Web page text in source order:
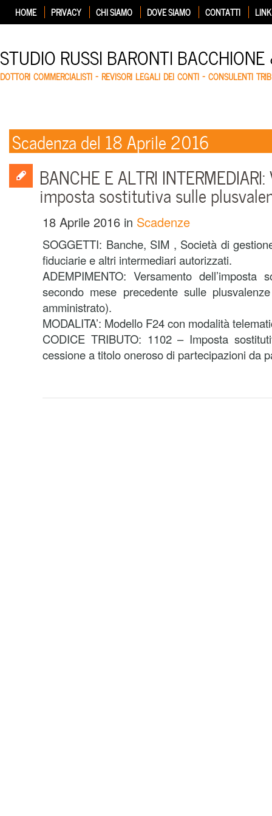
HOME PRIVACY CHI SIAMO DOVE SIAMO CONTATTI LINK
STUDIO RUSSI BARONTI
DOTTORI COMMERCIALISTI – REVISORI LEGALI DEI CONTI – CONSULENTI
Scadenza del 18 Aprile 2016
BANCHE E ALTRI
imposta sostitutiva sulle
18 Aprile 2016 in Scadenze
SOGGETTI: Banche, SIM , Società di
fiduciarie e altri intermediari autorizzati.
ADEMPIMENTO: Versamento dell’imposta
secondo mese precedente sulle
amministrato).
MODALITA’: Modello F24 con modalità
CODICE TRIBUTO: 1102 – Imposta
cessione a titolo oneroso di partecipazioni da